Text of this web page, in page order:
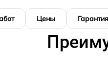
Цены Гарантия